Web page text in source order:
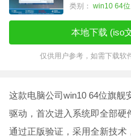
类别： win10 64位
本地下载 (iso
仅供用户参考，如需下载软
这款电脑公司win10 64位旗舰
驱动，首次进入系统即全部硬
通过正版验证，采用全新技